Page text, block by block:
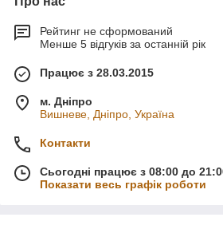
Рейтинг не сформований
Менше 5 відгуків за останній рік
Працює з 28.03.2015
м. Дніпро
Вишневе, Дніпро, Україна
Контакти
Сьогодні працює з 08:00 до
Показати весь графік роботи